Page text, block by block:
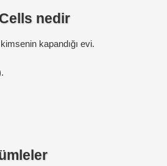
nedir
kapandığı evi.